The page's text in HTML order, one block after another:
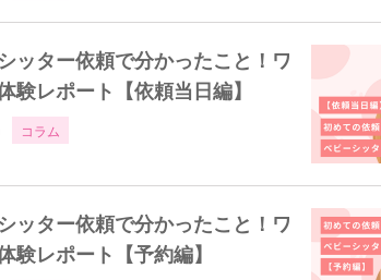
ッター依頼で分かったこと！ワ
験レポート【依頼当日編】
コラム
ッター依頼で分かったこと！ワ
験レポート【予約編】